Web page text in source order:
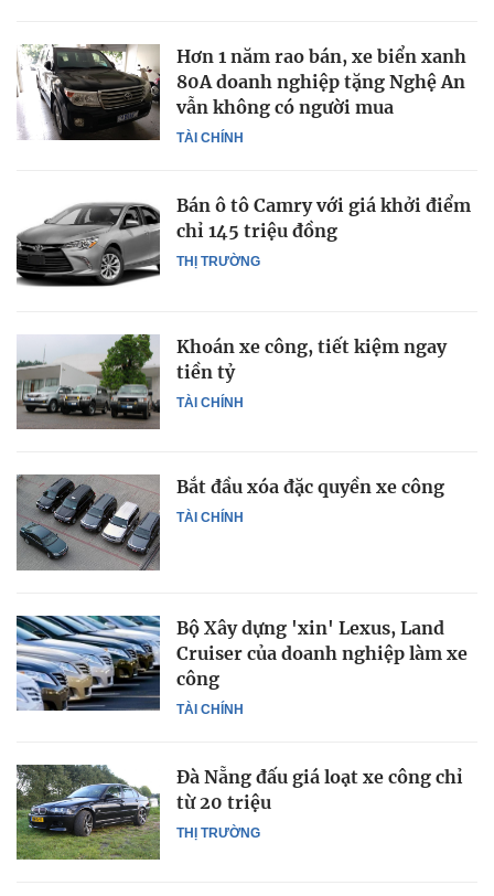
TÀI CHÍNH
Hơn 1 năm rao bán, xe biển xanh
80A doanh nghiệp tặng Nghệ An
vẫn không có người mua
THỊ TRƯỜNG
Bán ô tô Camry với giá khởi điểm
chỉ 145 triệu đồng
TÀI CHÍNH
Khoán xe công, tiết kiệm ngay
tiền tỷ
TÀI CHÍNH
Bắt đầu xóa đặc quyền xe công
TÀI CHÍNH
Bộ Xây dựng 'xin' Lexus, Land
Cruiser của doanh nghiệp làm xe
công
THỊ TRƯỜNG
Đà Nẵng đấu giá loạt xe công chỉ
từ 20 triệu